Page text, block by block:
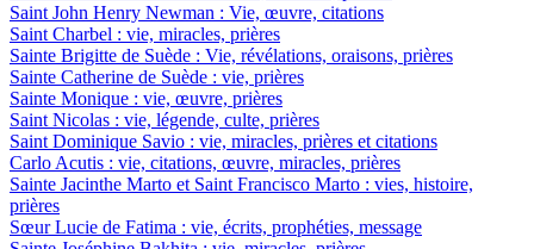
Saint John Henry Newman : Vie, œuvre, citations
Saint Charbel : vie, miracles, prières
Sainte Brigitte de Suède : Vie, révélations, oraisons, prières
Sainte Catherine de Suède : vie, prières
Sainte Monique : vie, œuvre, prières
Saint Nicolas : vie, légende, culte, prières
Saint Dominique Savio : vie, miracles, prières et citations
Carlo Acutis : vie, citations, œuvre, miracles, prières
Sainte Jacinthe Marto et Saint Francisco Marto : vies, histoire,
prières
Sœur Lucie de Fatima : vie, écrits, prophéties, message